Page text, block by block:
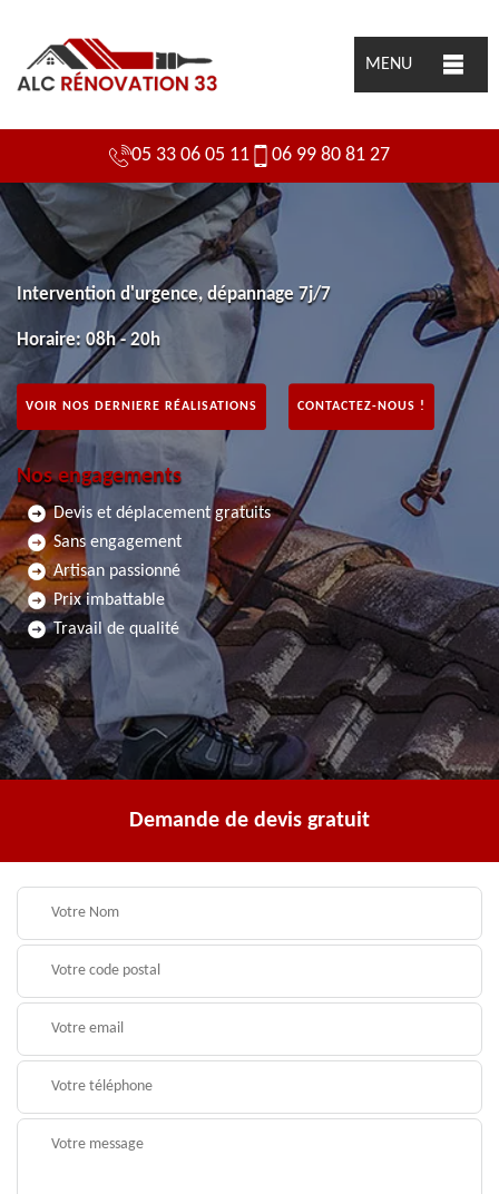
MENU
05 33 06 05 11 06 99 80 81 27
Intervention d'urgence, dépannage 7j/7
Horaire: 08h - 20h
VOIR NOS DERNIERE RÉALISATIONS CONTACTEZ-NOUS !
Nos engagements
Devis et déplacement gratuits
Sans engagement
Artisan passionné
Prix imbattable
Travail de qualité
Demande de devis gratuit